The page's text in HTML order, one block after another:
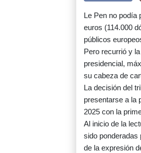
Le Pen no podía
euros (114.000
públicos
Pero recurrió y
presidencial,
su cabeza de
La decisión del
presentarse a la
2025 con la
Al inicio de la
sido ponderadas
de la expresión